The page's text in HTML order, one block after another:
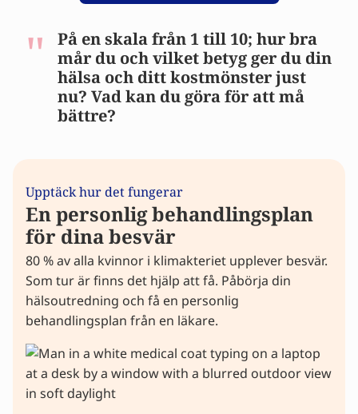
På en skala från 1 till 10; hur bra
mår du och vilket betyg ger du din
hälsa och ditt kostmönster just
nu? Vad kan du göra för att må
bättre?
Upptäck hur det fungerar
En personlig behandlingsplan
för dina besvär
80 % av alla kvinnor i klimakteriet upplever besvär.
Som tur är finns det hjälp att få. Påbörja din
hälsoutredning och få en personlig
behandlingsplan från en läkare.